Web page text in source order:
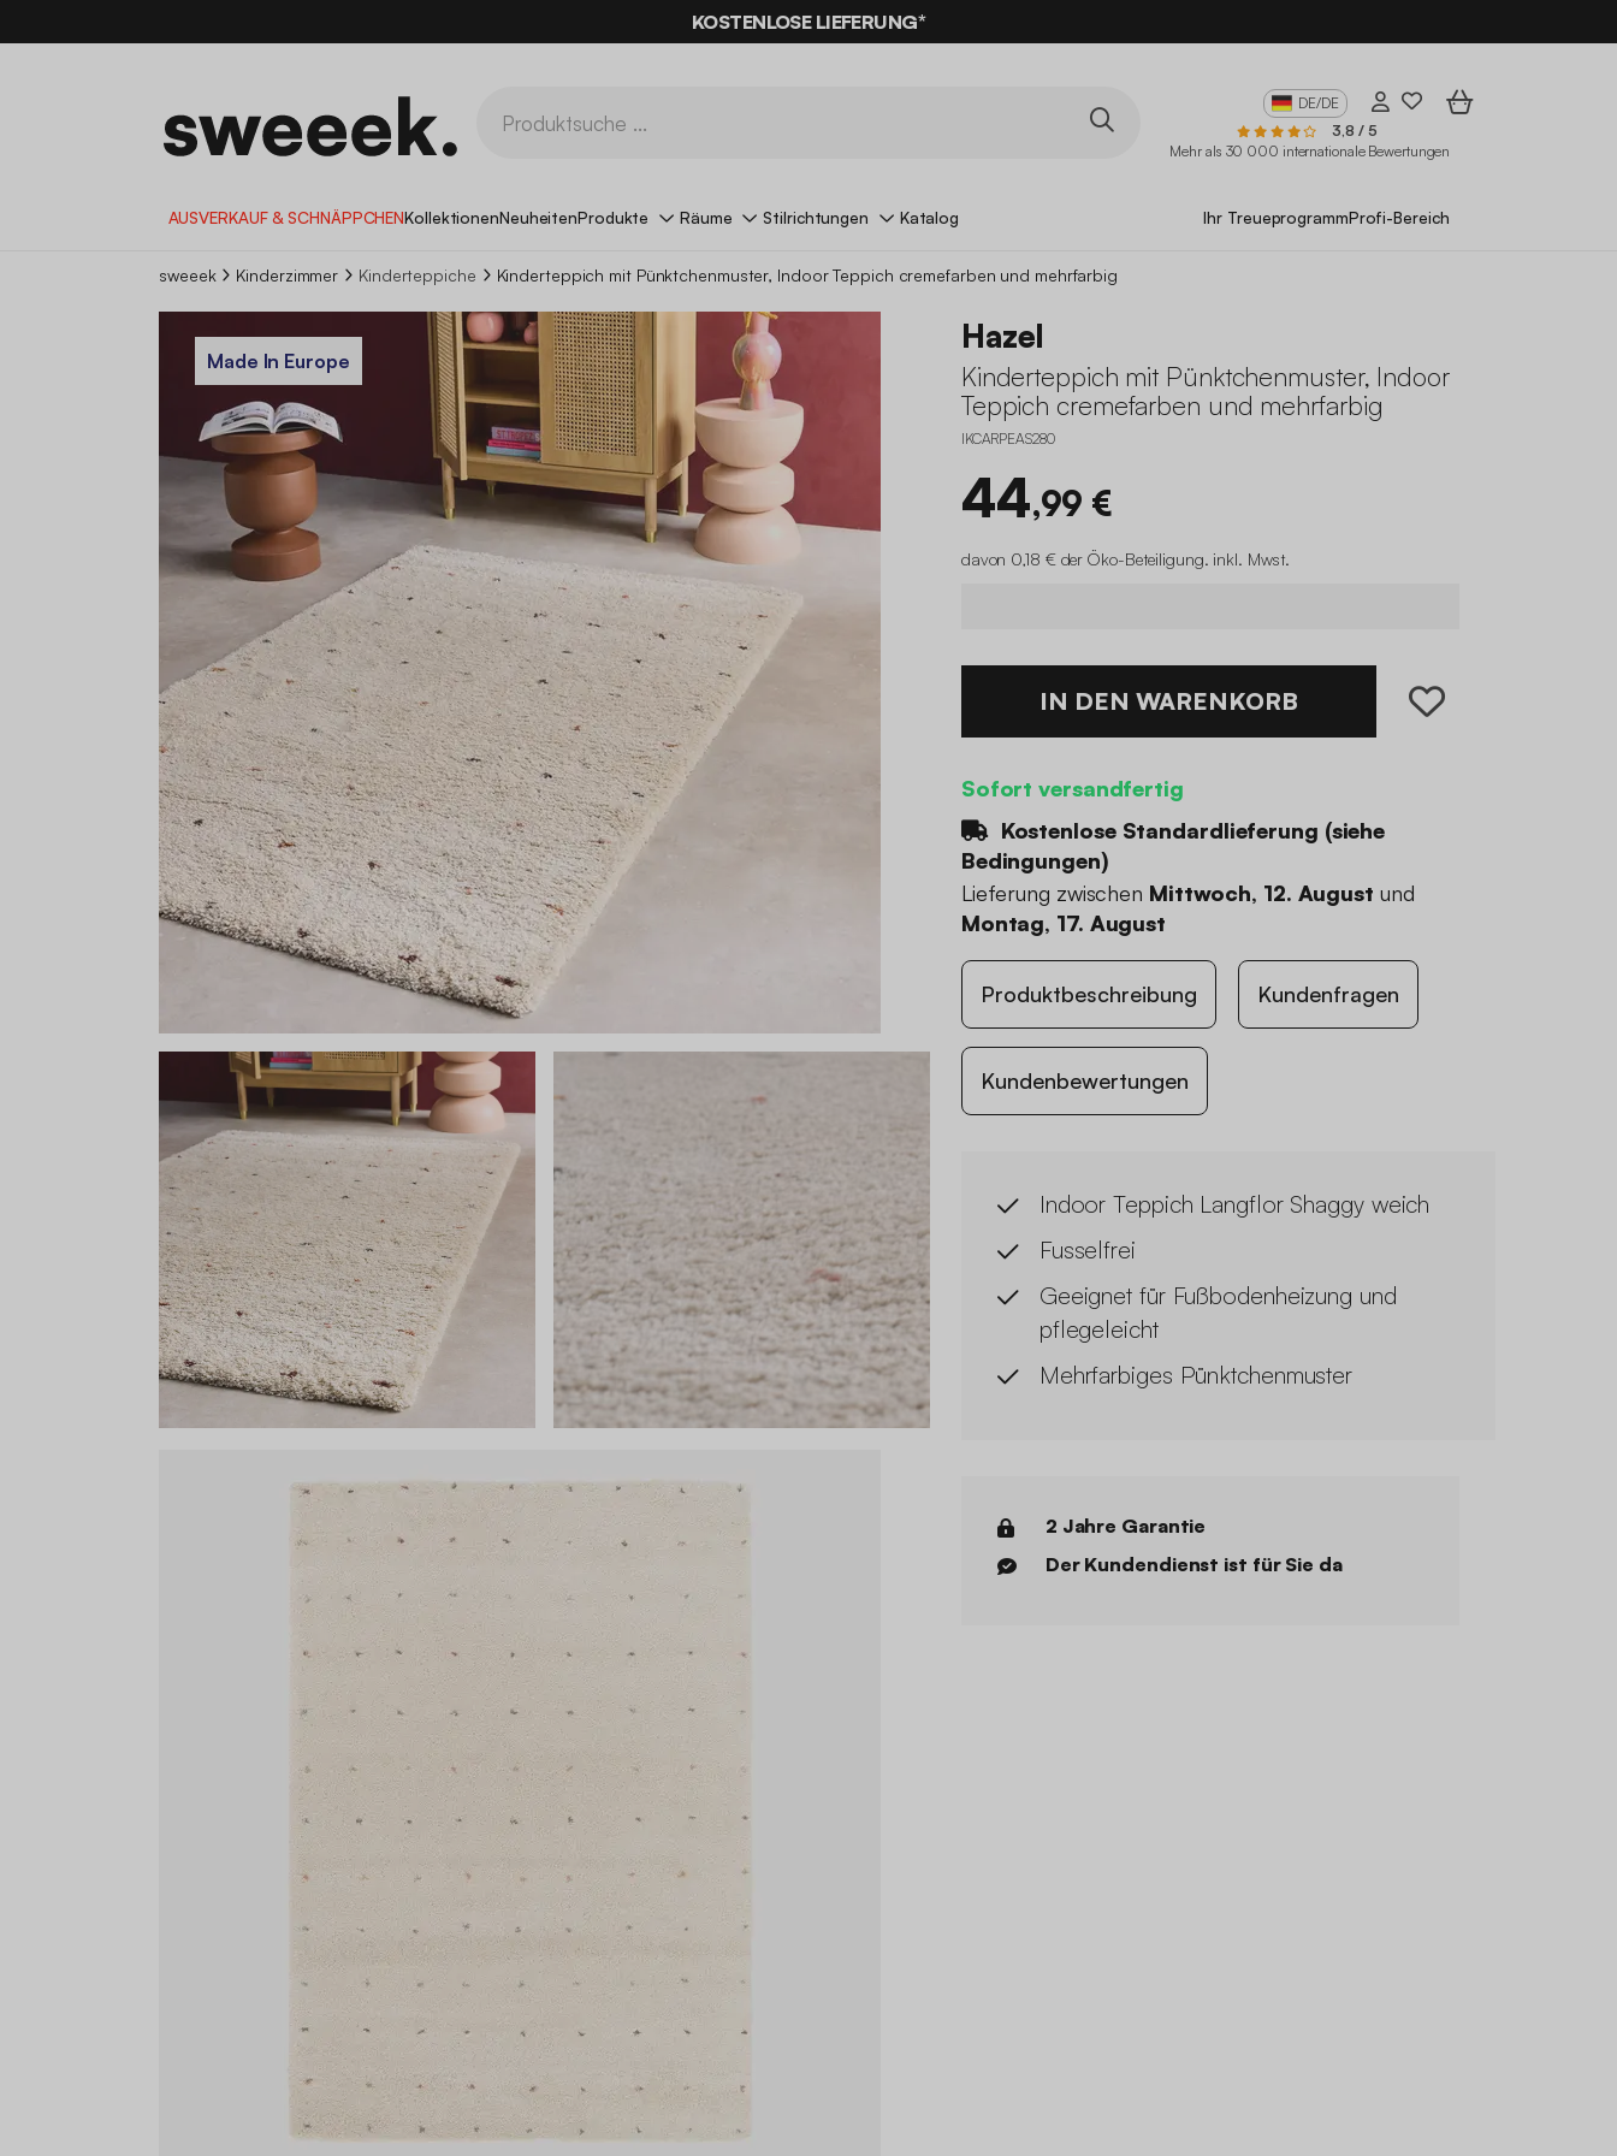
AUF DER SCHNÄPPCHEN* MIT DEM CODE
KOSTENLOSE LIEFERUNG*
DE/DE
3,8 / 5
Mehr als 30 000 internationale Bewertungen
AUSVERKAUF & SCHNÄPPCHENKollektionenNeuheitenProdukte Räume Stilrichtungen Katalog Ihr TreueprogrammProfi-Bereich
sweeek Kinderzimmer Kinderteppiche Kinderteppich mit Pünktchenmuster, Indoor Teppich cremefarben und mehrfarbig
Made In Europe
Hazel
Kinderteppich mit Pünktchenmuster, Indoor
Teppich cremefarben und mehrfarbig
IKCARPEAS280
44,99 €
davon 0,18 € der Öko-Beteiligung. inkl. Mwst.
IN DEN WARENKORB
Sofort versandfertig
Kostenlose Standardlieferung (siehe
Bedingungen)
Lieferung zwischen Mittwoch, 12. August und
Montag, 17. August
Produktbeschreibung Kundenfragen
Kundenbewertungen
Indoor Teppich Langflor Shaggy weich
Fusselfrei
Geeignet für Fußbodenheizung und
pflegeleicht
Mehrfarbiges Pünktchenmuster
2 Jahre Garantie
Der Kundendienst ist für Sie da